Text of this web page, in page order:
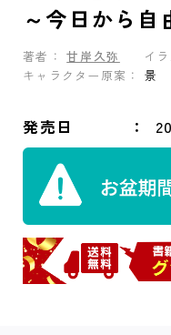
～今日から自
著者： 甘岸久弥 イ
キャラクター原案：
景
発売日